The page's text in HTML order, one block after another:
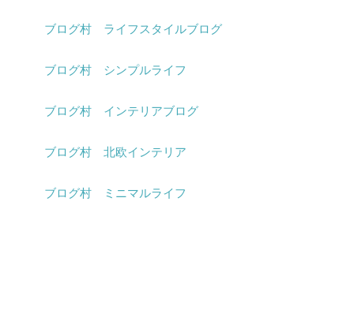
ブログ村 ライフスタイルブログ
ブログ村 シンプルライフ
ブログ村 インテリアブログ
ブログ村 北欧インテリア
ブログ村 ミニマルライフ